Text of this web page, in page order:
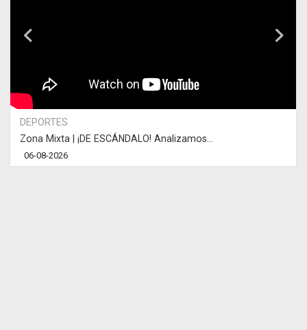
DEPORTES
Zona Mixta | ¡DE ESCÁNDALO! Analizamos...
06-08-2026